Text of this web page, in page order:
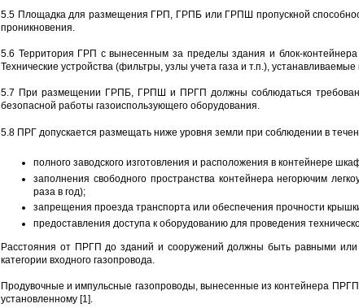
5.5 Площадка для размещения ГРП, ГРПБ или ГРПШ пропускной
проникновения.
5.6 Территория ГРП с вынесенным за пределы здания и блок-контейнера
Технические устройства (фильтры, узлы учета газа и т.п.),
5.7 При размещении ГРПБ, ГРПШ и ПРГП должны соблюдаться
безопасной работы газоиспользующего оборудования.
5.8 ПРГ допускается размещать ниже уровня земли при соблюдении в
полного заводского изготовления и расположения в контейнере
заполнения свободного пространства контейнера негорючим
раза в год);
запрещения проезда транспорта или обеспечения прочности
предоставления доступа к оборудованию для проведения
Расстояния от ПРГП до зданий и сооружений должны быть равными
категории входного газопровода.
Продувочные и импульсные газопроводы, вынесенные из контейнера
установленному [1].